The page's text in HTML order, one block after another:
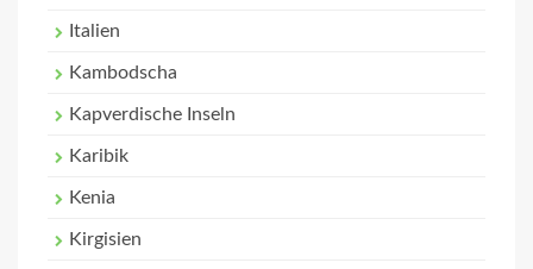
Italien
Kambodscha
Kapverdische Inseln
Karibik
Kenia
Kirgisien